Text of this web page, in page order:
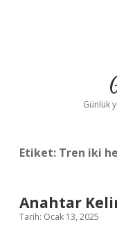
Günlük
Etiket: Tren iki
Anahtar
Tarih: Ocak 13, 2025